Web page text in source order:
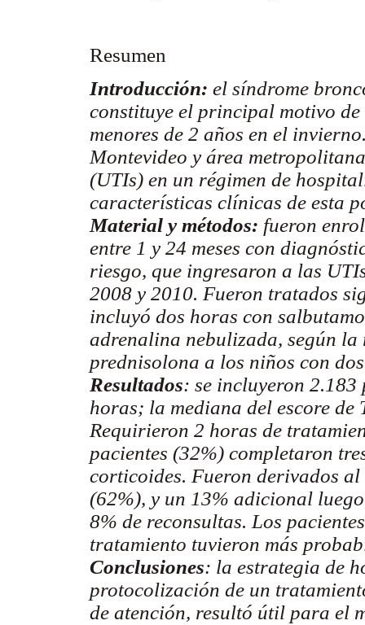
Resumen
Introducción: el síndrome
constituye el principal motivo
menores de 2 años en el
Montevideo y área
(UTIs) en un régimen de
características clínicas de esta
Material y métodos: fueron
entre 1 y 24 meses con
riesgo, que ingresaron a las
2008 y 2010. Fueron tratados
incluyó dos horas con
adrenalina nebulizada, según
prednisolona a los niños con
Resultados: se incluyeron 2.183
horas; la mediana del escore de
Requirieron 2 horas de
pacientes (32%) completaron
corticoides. Fueron derivados
(62%), y un 13% adicional
8% de reconsultas. Los
tratamiento tuvieron más
Conclusiones: la estrategia de
protocolización de un
de atención, resultó útil para el